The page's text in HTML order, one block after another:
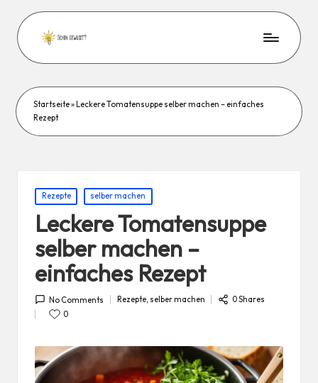
Startseite» Leckere Tomatensuppe selber machen – einfaches
Rezept
Posted
in
Rezepte selber machen
Leckere Tomatensuppe
selber machen –
einfaches Rezept
No Comments
Posted
Rezepte, selber machen
0 Shares
0